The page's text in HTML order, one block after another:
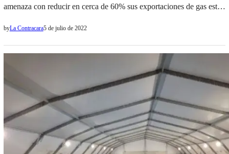
amenaza con reducir en cerca de 60% sus exportaciones de gas este
byLa Contracara5 de julio de 2022